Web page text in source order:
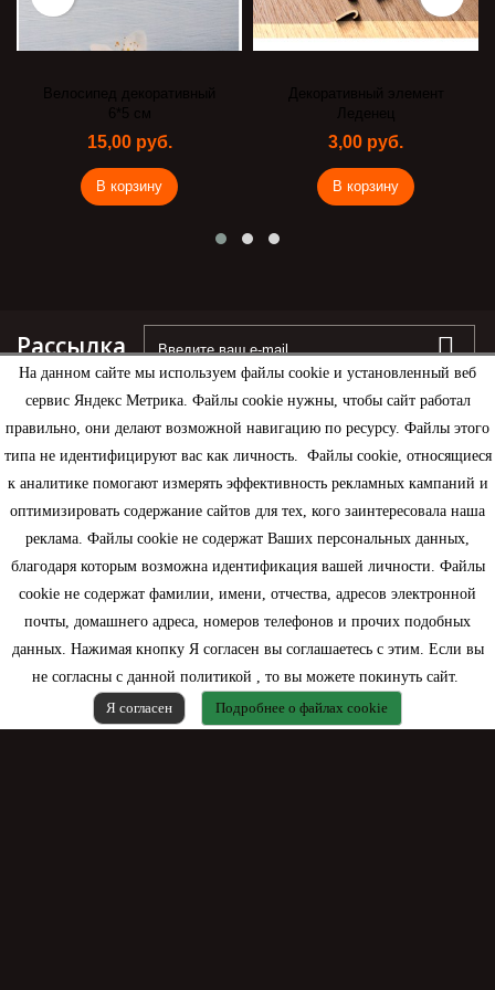
На данном сайте мы используем файлы cookie и установленный веб
сервис Яндекс Метрика. Файлы cookie нужны, чтобы сайт работал
правильно, они делают возможной навигацию по ресурсу. Файлы этого
типа не идентифицируют вас как личность. Файлы cookie, относящиеся
к аналитике помогают измерять эффективность рекламных кампаний и
оптимизировать содержание сайтов для тех, кого заинтересовала наша
реклама. Файлы cookie не содержат Ваших персональных данных,
благодаря которым возможна идентификация вашей личности. Файлы
cookie не содержат фамилии, имени, отчества, адресов электронной
почты, домашнего адреса, номеров телефонов и прочих подобных
данных. Нажимая кнопку Я согласен вы соглашаетесь с этим. Если вы
не согласны с данной политикой , то вы можете покинуть сайт.
Я согласен
Подробнее о файлах cookie
Велосипед декоративный
6*5 см
15,00 руб.
В корзину
Декоративный элемент
Леденец
3,00 руб.
В корзину
Рассылка
Информация
Моя учетная запись
Контактная информация